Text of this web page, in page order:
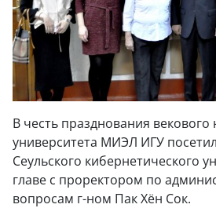
В честь празднования
университета МИЭЛ ИГУ
Сеульского кибернетического
главе с проректором по
вопросам г-ном Пак Хён Сок.